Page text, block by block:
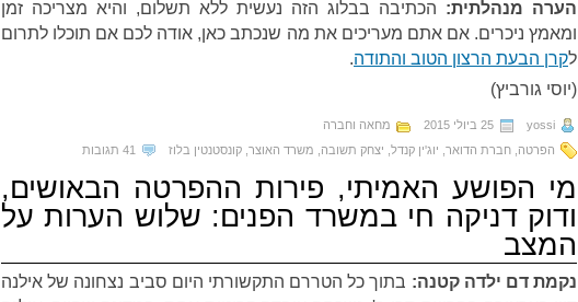
הערה מנהלתית: הכתיבה בבלוג הזה נעשית ללא תשלום, והיא מצריכה זמן
ומאמץ ניכרים. אם אתם מעריכים את מה שנכתב כאן, אודה לכם אם תוכלו לתרום
לקרן הבעת הרצון הטוב והתודה.
(יוסי גורביץ)
yossi 25 ביולי 2015
מחאה וחברה
הפרטה חברת הדואר יוג'ין קנדל יצחק תשובה משרד האוצר קונסטנטין בלוז 41 תגובות
מי הפושע האמיתי, פירות ההפרטה הבאושים,
ודוק דניקה חי במשרד הפנים: שלוש הערות על
המצב
נקמת דם ילדה קטנה: בתוך כל הטררם התקשורתי היום סביב נצחונה של אילנה